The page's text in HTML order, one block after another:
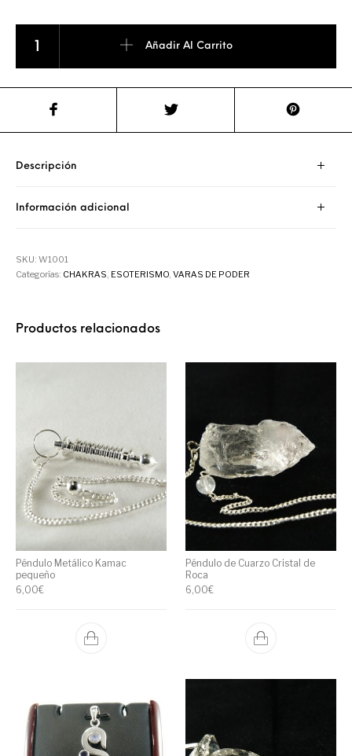
Añadir Al Carrito
Descripción
Información adicional
SKU:W1001
Categorías: CHAKRAS, ESOTERISMO,VARAS DE PODER
Productos relacionados
Péndulo Metálico Kamac
pequeño
6,00€
Péndulo de Cuarzo Cristal de
Roca
6,00€